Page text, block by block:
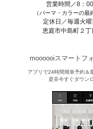
営業時間／8：
（パーマ・カラーの最
定休日／毎週火
恵庭市中島町２
moooooiスマートフ
アプリで24時間簡単予約＆
是非今すぐダウン